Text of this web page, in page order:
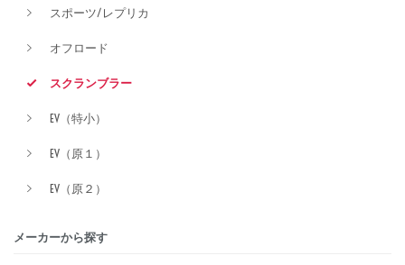
スポーツ/レプリカ
オフロード
スクランブラー
EV（特小）
EV（原１）
EV（原２）
メーカーから探す